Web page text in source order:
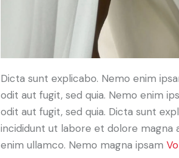
Dicta sunt explicabo. Nemo enim
odit aut fugit, sed quia. Nemo enim
odit aut fugit, sed quia. Dicta sunt
incididunt ut labore et dolore magna
enim ullamco. Nemo magna ipsam